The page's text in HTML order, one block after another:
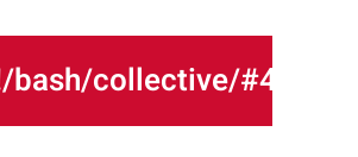
bash/collective/#4